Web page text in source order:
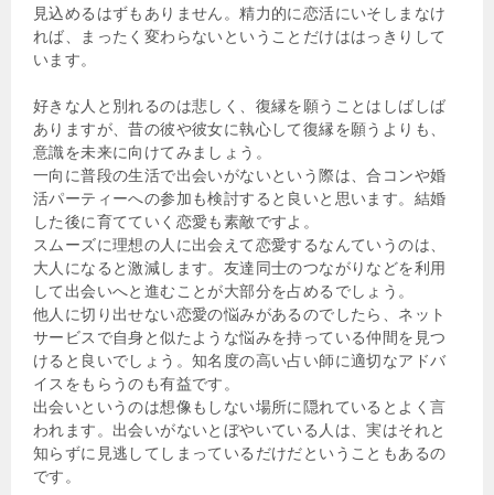
見込めるはずもありません。精力的に恋活にいそしまなけ
れば、まったく変わらないということだけははっきりして
います。
好きな人と別れるのは悲しく、復縁を願うことはしばしば
ありますが、昔の彼や彼女に執心して復縁を願うよりも、
意識を未来に向けてみましょう。
一向に普段の生活で出会いがないという際は、合コンや婚
活パーティーへの参加も検討すると良いと思います。結婚
した後に育てていく恋愛も素敵ですよ。
スムーズに理想の人に出会えて恋愛するなんていうのは、
大人になると激減します。友達同士のつながりなどを利用
して出会いへと進むことが大部分を占めるでしょう。
他人に切り出せない恋愛の悩みがあるのでしたら、ネット
サービスで自身と似たような悩みを持っている仲間を見つ
けると良いでしょう。知名度の高い占い師に適切なアドバ
イスをもらうのも有益です。
出会いというのは想像もしない場所に隠れているとよく言
われます。出会いがないとぼやいている人は、実はそれと
知らずに見逃してしまっているだけだということもあるの
です。